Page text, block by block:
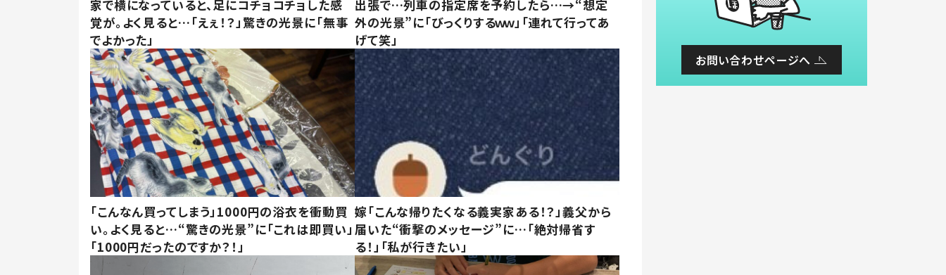
家で横になっていると、足にコチョコチョした感
覚が。よく見ると…「えぇ！？」驚きの光景に「無事
でよかった」
出張で…列車の指定席を予約したら…→“想定
外の光景”に「びっくりするｗｗ」「連れて行ってあ
げて笑」
「こんなん買ってしまう」1000円の浴衣を衝動買
い。よく見ると…“驚きの光景”に「これは即買い」
「1000円だったのですか？！」
嫁「こんな帰りたくなる義実家ある！？」義父から
届いた“衝撃のメッセージ”に…「絶対帰省す
る！」「私が行きたい」
お問い合わせページへ